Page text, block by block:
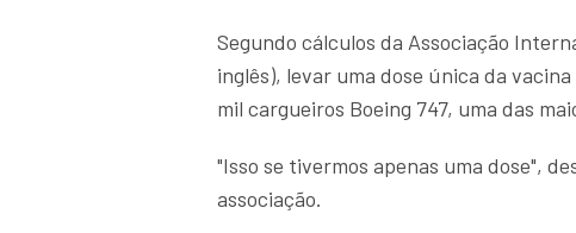
Segundo cálculos da Associação
inglês), levar uma dose única da
mil cargueiros Boeing 747, uma das
"Isso se tivermos apenas uma dose",
associação.